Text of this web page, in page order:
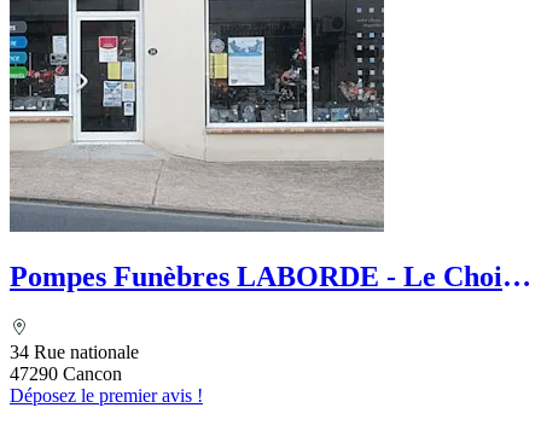
Pompes Funèbres LABORDE - Le Choix
34 Rue nationale
47290 Cancon
Déposez le premier avis !